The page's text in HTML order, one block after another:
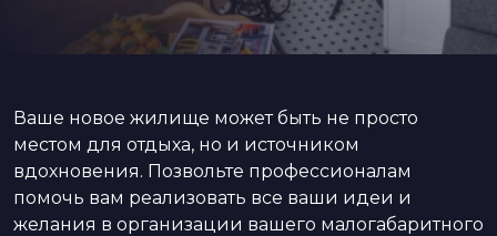
Ваше новое жилище может быть не просто
местом для отдыха, но и источником
вдохновения. Позвольте профессионалам
помочь вам реализовать все ваши идеи и
желания в организации вашего малогабаритного